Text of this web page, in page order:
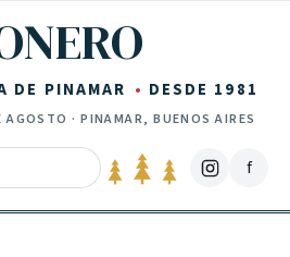
DE PINAMAR DESDE 1981
AGOSTO · PINAMAR, BUENOS AIRES
f